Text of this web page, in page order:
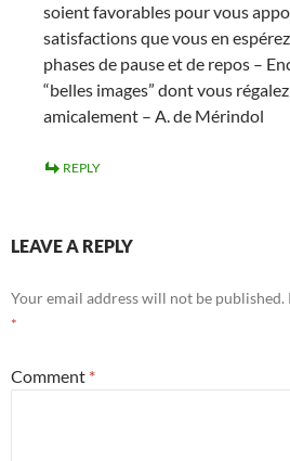
soient favorables pour vous
satisfactions que vous en
phases de pause et de repos –
“belles images” dont vous
amicalement – A. de Mérindol
REPLY
LEAVE A REPLY
Your email address will not be published.
*
Comment *